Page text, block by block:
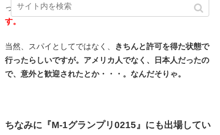
ったREINAさん、テロ組織PKKに潜入してきたらしいで
す。
当然、スパイとしてではなく、
きちんと許可を得た状態で
行ったらしいですが。アメリカ人でなく、日本人だったの
で、意外と歓迎されたとか・・・。なんだそりゃ。
ちなみに『M-1グランプリ0215』にも出場してい